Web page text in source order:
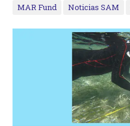
MAR Fund Noticias SAM